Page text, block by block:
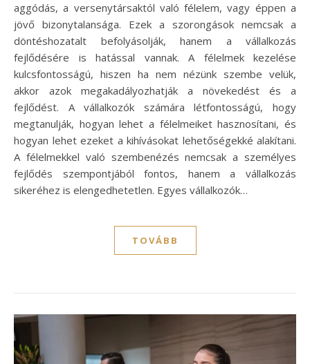
aggódás, a versenytársaktól való félelem, vagy éppen a
jövő bizonytalansága. Ezek a szorongások nemcsak a
döntéshozatalt befolyásolják, hanem a vállalkozás
fejlődésére is hatással vannak. A félelmek kezelése
kulcsfontosságú, hiszen ha nem nézünk szembe velük,
akkor azok megakadályozhatják a növekedést és a
fejlődést. A vállalkozók számára létfontosságú, hogy
megtanulják, hogyan lehet a félelmeiket hasznosítani, és
hogyan lehet ezeket a kihívásokat lehetőségekké alakítani.
A félelmekkel való szembenézés nemcsak a személyes
fejlődés szempontjából fontos, hanem a vállalkozás
sikeréhez is elengedhetetlen. Egyes vállalkozók…
TOVÁBB